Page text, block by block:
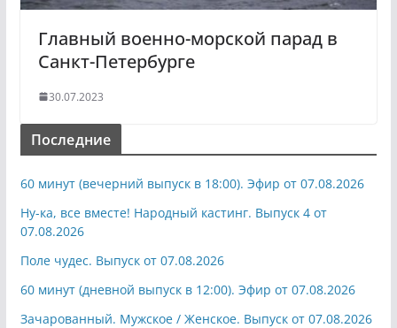
Главный военно-морской парад в
Санкт-Петербурге
30.07.2023
Последние
60 минут (вечерний выпуск в 18:00). Эфир от 07.08.2026
Ну-ка, все вместе! Народный кастинг. Выпуск 4 от
07.08.2026
Поле чудес. Выпуск от 07.08.2026
60 минут (дневной выпуск в 12:00). Эфир от 07.08.2026
Зачарованный. Мужское / Женское. Выпуск от 07.08.2026